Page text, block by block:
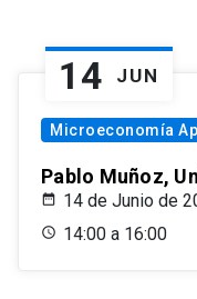
14 JUN
Microeconomía
Pablo Muñoz,
14 de Junio de
14:00 a 16:00